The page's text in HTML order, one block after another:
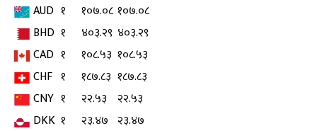
AUD १ १०७.०८ १०७.०८
BHD १ ४०३.२९ ४०३.२९
CAD १ १०८.५३ १०८.५३
CHF १ १८७.८३ १८७.८३
CNY १ २२.५३
२२.५३
DKK १ २३.४७ २३.४७